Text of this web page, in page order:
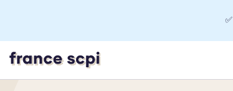
✅